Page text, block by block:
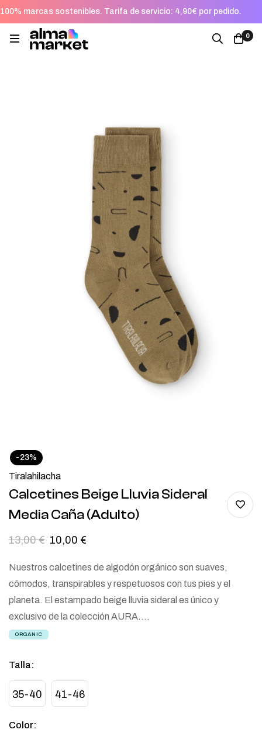
100% marcas sostenibles. Tarifa de servicio: 4,90€ por pedido.
0
-23%
Tiralahilacha
Calcetines Beige Lluvia Sideral
Media Caña (adulto)
13,00€ 10,00 €
Nuestros calcetines de algodón orgánico son suaves,
cómodos, transpirables y respetuosos con tus pies y el
planeta. El estampado beige lluvia sideral es único y
exclusivo de la colección AURA….
ORGANIC
Talla:
35-40 41-46
Color: